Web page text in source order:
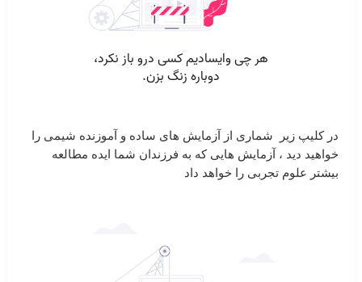
در کلیپ زیر ‏ شماری از آزمایش های ساده و آموزنده شیمی را
خواهید دید ، آزمایش هایی که به فرزندان شما ایده مطالعه
بیشتر علوم تجربی را خواهد داد